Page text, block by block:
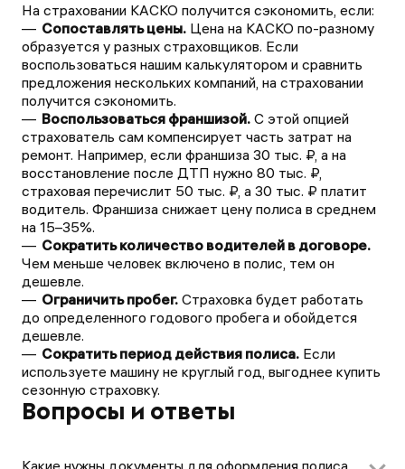
На страховании КАСКО получится сэкономить, если:
Сопоставлять цены. Цена на КАСКО по-разному
образуется у разных страховщиков. Если
воспользоваться нашим калькулятором и сравнить
предложения нескольких компаний, на страховании
получится сэкономить.
Воспользоваться франшизой. С этой опцией
страхователь сам компенсирует часть затрат на
ремонт. Например, если франшиза 30 тыс. ₽, а на
восстановление после ДТП нужно 80 тыс. ₽,
страховая перечислит 50 тыс. ₽, а 30 тыс. ₽ платит
водитель. Франшиза снижает цену полиса в среднем
на 15–35%.
Сократить количество водителей в договоре.
Чем меньше человек включено в полис, тем он
дешевле.
Ограничить пробег. Страховка будет работать
до определенного годового пробега и обойдется
дешевле.
Сократить период действия полиса. Если
используете машину не круглый год, выгоднее купить
сезонную страховку.
Вопросы и ответы
Какие нужны документы для оформления полиса